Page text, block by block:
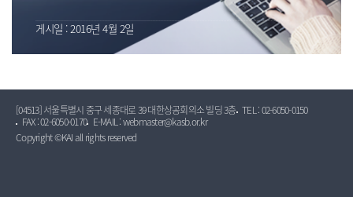
게시일 : 2016년 4월 2일
[04513] 서울특별시 중구 세종대로 39 대한상공회의소 빌딩 3층 TEL : 02-6050-0150
FAX : 02-6050-0170
E-MAIL : webmaster@kasb.or.kr
Copyright ©KAI all rights reserved